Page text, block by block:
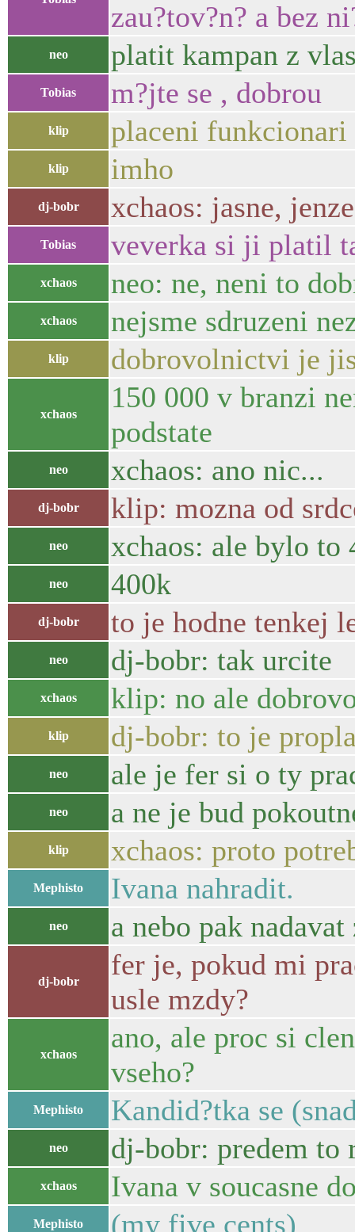
zau?tov?n? a bez
neo platit kampan z
Tobias m?jte se , dobrou
klip placeni
klip imho
dj-bobr xchaos: jasne,
Tobias veverka si ji platil
xchaos neo: ne, neni to
xchaos nejsme sdruzeni
klip dobrovolnictvi je
xchaos
150 000 v branzi
podstate
neo xchaos: ano nic...
dj-bobr klip: mozna od
neo xchaos: ale bylo to
neo 400k
dj-bobr to je hodne tenkej
neo dj-bobr: tak urcite
xchaos klip: no ale
klip dj-bobr: to je
neo ale je fer si o ty
neo a ne je bud
klip xchaos: proto
Mephisto Ivana nahradit.
neo a nebo pak
dj-bobr
fer je, pokud mi
usle mzdy?
xchaos
ano, ale proc si
vseho?
Mephisto Kandid?tka se
neo dj-bobr: predem to
xchaos Ivana v soucasne
Mephisto (my five cents)